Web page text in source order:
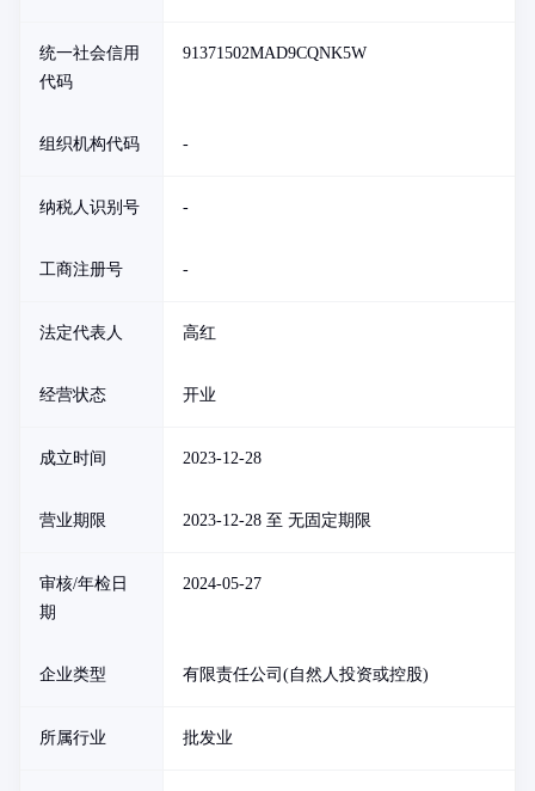
统一社会信用
代码
91371502MAD9CQNK5W
组织机构代码 -
纳税人识别号 -
工商注册号 -
法定代表人 高红
经营状态 开业
成立时间 2023-12-28
营业期限 2023-12-28 至 无固定期限
审核/年检日
期
2024-05-27
企业类型 有限责任公司(自然人投资或控股)
所属行业 批发业